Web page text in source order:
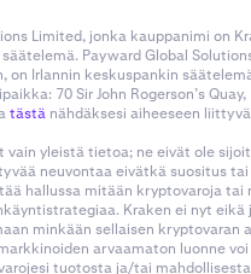
Limited, jonka kauppanimi on
Payward Global
on Irlannin keskuspankin
70 Sir John Rogerson’s Quay,
tästä nähdäksesi aiheeseen
vain yleistä tietoa; ne eivät ole
neuvontaa eivätkä suositus
hallussa mitään kryptovaroja tai
Kraken ei nyt eikä
minkään sellaisen kryptovaran
arvaamaton luonne
tuotosta ja/tai mahdollisesta